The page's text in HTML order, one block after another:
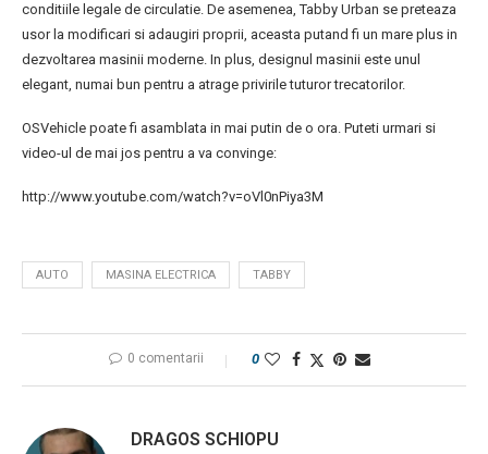
conditiile legale de circulatie. De asemenea, Tabby Urban se preteaza
usor la modificari si adaugiri proprii, aceasta putand fi un mare plus in
dezvoltarea masinii moderne. In plus, designul masinii este unul
elegant, numai bun pentru a atrage privirile tuturor trecatorilor.
OSVehicle poate fi asamblata in mai putin de o ora. Puteti urmari si
video-ul de mai jos pentru a va convinge:
http://www.youtube.com/watch?v=oVl0nPiya3M
AUTO MASINA ELECTRICA TABBY
0 comentarii 0
DRAGOS SCHIOPU